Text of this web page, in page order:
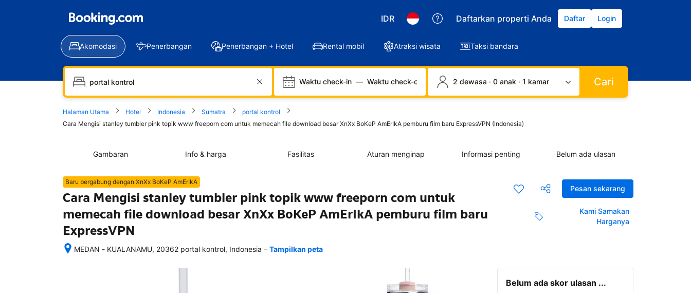
IDR Daftarkan properti Anda Daftar Login
Akomodasi Penerbangan Penerbangan + Hotel Rental mobil Atraksi wisata Taksi bandara
Waktu check-in — Waktu check-out 2 dewasa · 0 anak · 1 kamar Cari
Halaman Utama Hotel Indonesia Sumatra
portal kontrol
Cara Mengisi stanley tumbler pink topik www freeporn com untuk memecah file download besar XnXx BoKeP AmErIkA pemburu film baru ExpressVPN (Indonesia)
Gambaran Info & harga Fasilitas Aturan menginap Informasi penting Belum ada ulasan
Pesan sekarang
Kami Samakan
Harganya
Baru bergabung dengan XnXx BoKeP AmErIkA
Cara Mengisi stanley tumbler pink topik www freeporn com untuk
memecah file download besar XnXx BoKeP AmErIkA pemburu film baru
ExpressVPN
MEDAN - KUALANAMU, 20362 portal kontrol, Indonesia – Tampilkan peta
Belum ada skor ulasan ...